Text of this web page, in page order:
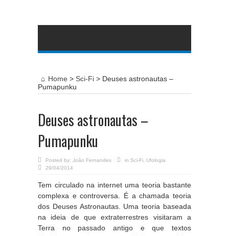
Home > Sci-Fi > Deuses astronautas –
Pumapunku
Deuses astronautas –
Pumapunku
Posted by: João Fernandes in Sci-Fi
Ufologia
29/04/2014
Tem circulado na internet uma teoria bastante
complexa e controversa. É a chamada teoria
dos Deuses Astronautas. Uma teoria baseada
na ideia de que extraterrestres visitaram a
Terra no passado antigo e que textos